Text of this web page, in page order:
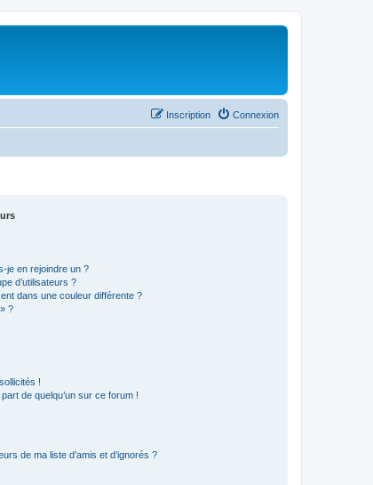
Connexion
Inscription
je en rejoindre un ?
d’utilisateurs ?
dans une couleur différente ?
?
!
de quelqu’un sur ce forum !
de ma liste d’amis et d’ignorés ?